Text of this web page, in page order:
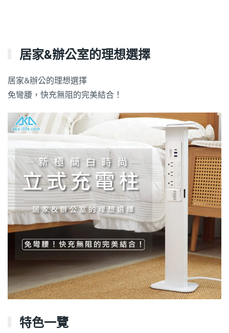
居家&辦公室的理想選擇
居家&辦公的理想選擇
免彎腰，快充無阻的完美結合！
特色一覽